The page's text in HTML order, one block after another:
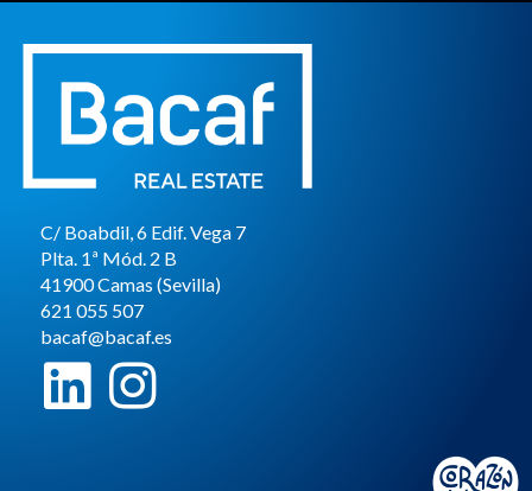
C/ Boabdil, 6 Edif. Vega 7
Plta. 1ª Mód. 2 B
41900 Camas (Sevilla)
621 055 507
bacaf@bacaf.es